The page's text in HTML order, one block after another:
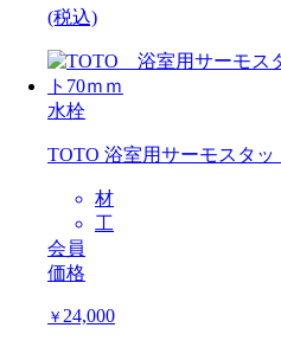
(税込)
水栓
TOTO 浴室用サーモスタ
材
工
会員
価格
￥ 24,000